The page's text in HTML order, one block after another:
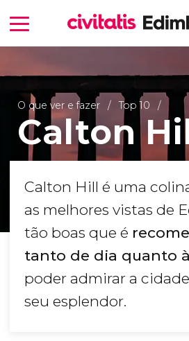
O que ver e fazer Top 10
Calton
Calton Hill é uma
as melhores vistas de
tão boas que é
tanto de dia quanto
poder admirar a
seu esplendor.